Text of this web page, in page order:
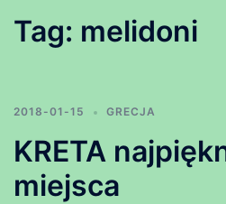
Tag: melidoni
2018-01-15 GRECJA
KRETA
miejsca